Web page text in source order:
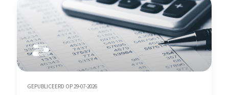
GEPUBLICEERD OP 29-07-2026